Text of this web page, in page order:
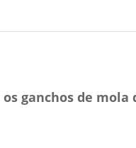
ganchos de mola